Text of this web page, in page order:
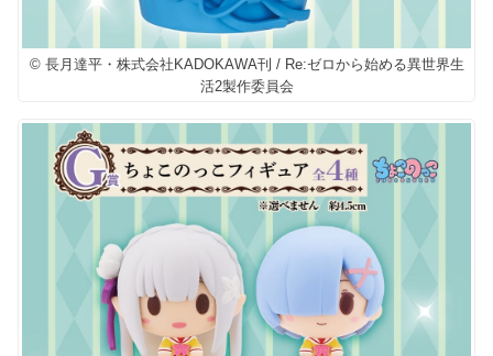
© 長月達平・株式会社KADOKAWA刊 / Re:ゼロから始める異世界生
活2製作委員会